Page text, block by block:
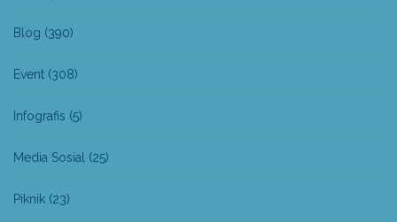
Blog (390)
Event (308)
Infografis (5)
Media Sosial (25)
Piknik (23)